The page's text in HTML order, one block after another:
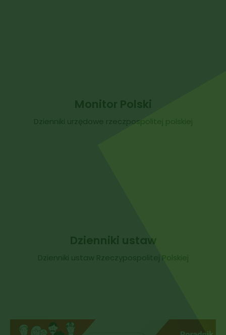
Monitor Polski
Dzienniki urzędowe rzeczpospolitej polskiej
Dzienniki ustaw
Dzienniki ustaw Rzeczypospolitej Polskiej